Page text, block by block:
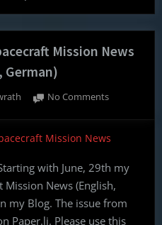
Mission
News
(English,
Mission News
German)
No Commentson
Spacecraft
News
(English,
German)
Mission News
with June, 29th my
News (English,
my Blog. The issue from
Paper.li. Please use this